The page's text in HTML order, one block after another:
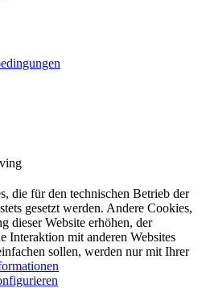
die für den technischen Betrieb der
gesetzt werden. Andere Cookies,
dieser Website erhöhen, der
Interaktion mit anderen Websites
sollen, werden nur mit Ihrer